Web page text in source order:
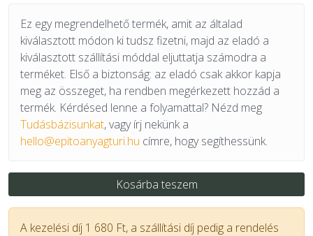
Ez egy megrendelhető termék, amit az általad
kiválasztott módon ki tudsz fizetni, majd az eladó a
kiválasztott szállítási móddal eljuttatja számodra a
terméket. Első a biztonság: az eladó csak akkor kapja
meg az összeget, ha rendben megérkezett hozzád a
termék. Kérdésed lenne a folyamattal? Nézd meg
Tudásbázisunkat, vagy írj nekünk a
hello@epitoanyagturi.hu címre, hogy segíthessünk.
Kosárba teszem
A kezelési díj 1 680 Ft, a szállítási díj pedig a rendelés